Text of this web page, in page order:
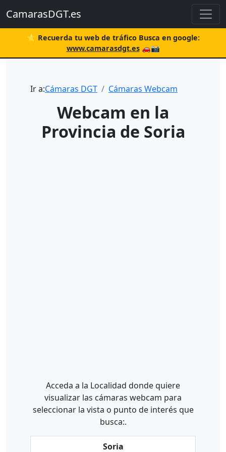
CamarasDGT.es
⭐ Recuerda tu web de tráfico Busca en google:
www.camarasdgt.es🚗📸
Ir a:Cámaras DGT Cámaras Webcam
Webcam en la
Provincia de Soria
Acceda a la Localidad donde quiere
visualizar las cámaras webcam para
seleccionar la vista o punto de interés que
busca:.
Soria